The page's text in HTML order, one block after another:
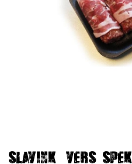
Slavink (vers spek)